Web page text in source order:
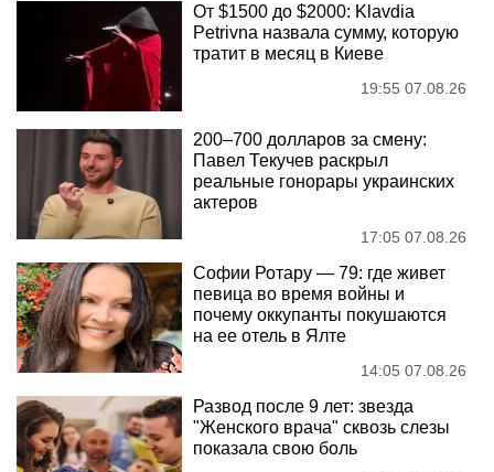
От $1500 до $2000: Klavdia
Petrivna назвала сумму, которую
тратит в месяц в Киеве
19:55 07.08.26
200–700 долларов за смену:
Павел Текучев раскрыл
реальные гонорары украинских
актеров
17:05 07.08.26
Софии Ротару — 79: где живет
певица во время войны и
почему оккупанты покушаются
на ее отель в Ялте
14:05 07.08.26
Развод после 9 лет: звезда
"Женского врача" сквозь слезы
показала свою боль